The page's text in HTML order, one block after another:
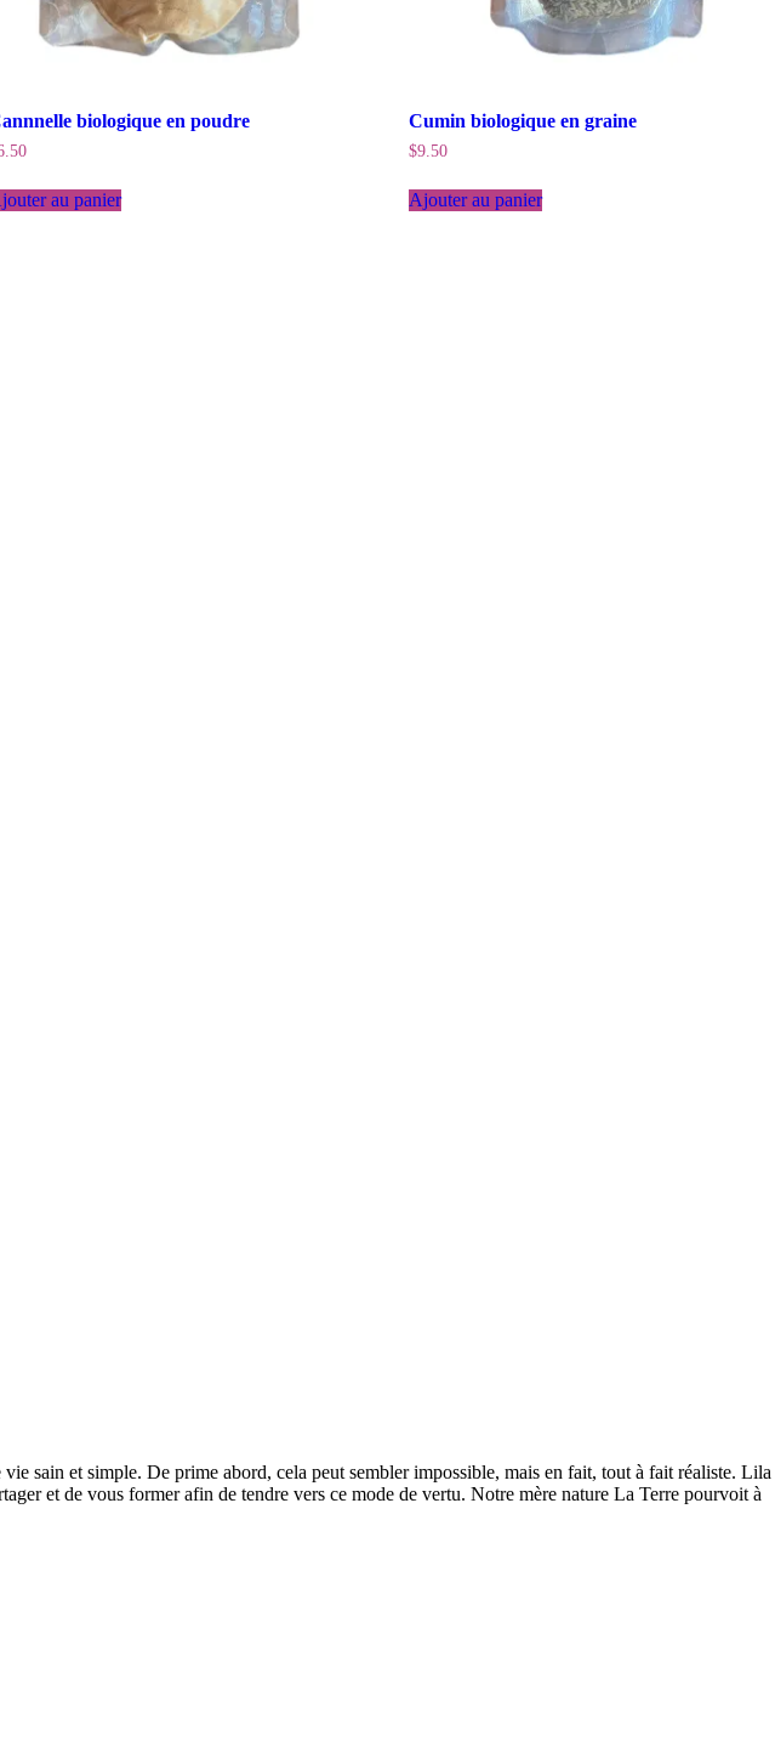
biologique en poudre
au panier
Cumin biologique en graine
$9.50
Ajouter au panier
sain et simple. De prime abord, cela peut sembler impossible, mais en fait, tout à fait réaliste. Lila
et de vous former afin de tendre vers ce mode de vertu. Notre mère nature La Terre pourvoit à